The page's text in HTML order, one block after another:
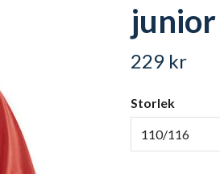
junior
229 kr
Storlek
110/116